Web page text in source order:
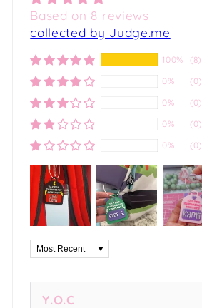
Based on 8 reviews
collected by Judge.me
100%
(8)
0%
(0)
0%
(0)
0%
(0)
0%
(0)
Sort by
Y.O.C